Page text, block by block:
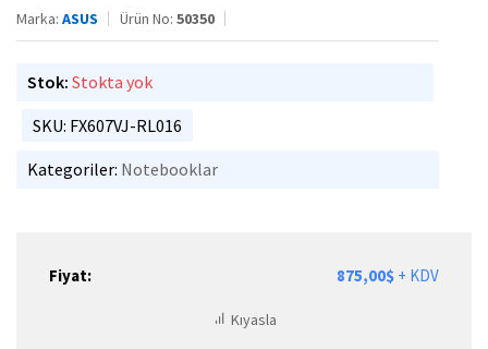
Marka: ASUS Ürün No: 50350
Stok: Stokta yok
SKU: FX607VJ-RL016
Kategoriler: Notebooklar
Fiyat: 875,00$ + KDV
Kıyasla